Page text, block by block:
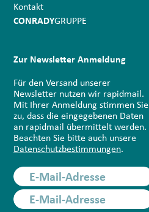
Kontakt
CONRADYGRUPPE
Zur Newsletter Anmeldung
Für den Versand unserer
Newsletter nutzen wir rapidmail.
Mit Ihrer Anmeldung stimmen Sie
zu, dass die eingegebenen Daten
an rapidmail übermittelt werden.
Beachten Sie bitte auch unsere
Datenschutzbestimmungen.
E-Mail-Adresse
Anmelden
E-Mail-Adresse